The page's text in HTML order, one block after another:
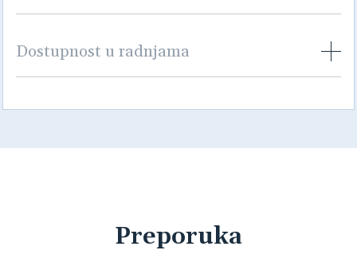
Dostupnost u radnjama
Preporuka